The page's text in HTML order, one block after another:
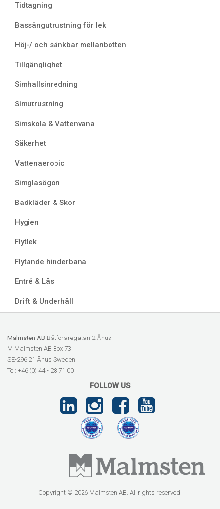
Tidtagning
Bassängutrustning för lek
Höj-/ och sänkbar mellanbotten
Tillgänglighet
Simhallsinredning
Simutrustning
Simskola & Vattenvana
Säkerhet
Vattenaerobic
Simglasögon
Badkläder & Skor
Hygien
Flytlek
Flytande hinderbana
Entré & Lås
Drift & Underhåll
Malmsten AB Båtföraregatan 2 Åhus
M Malmsten AB Box 73
SE-296 21 Åhus Sweden
Tel: +46 (0) 44 - 28 71 00
FOLLOW US
Copyright © 2026 Malmsten AB. All rights reserved.